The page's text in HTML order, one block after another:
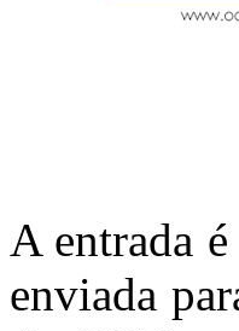
A entrada
enviada